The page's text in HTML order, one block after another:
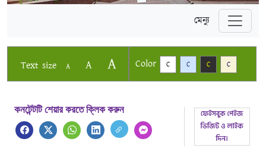
মেন্যু
Text size A A A Color C C C C
কনটেন্টটি শেয়ার করতে ক্লিক করুন